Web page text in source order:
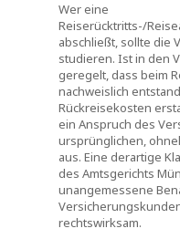
Wer eine
Reiserücktritts-/
abschließt, sollte die
studieren. Ist in den
geregelt, dass beim
nachweislich
Rückreisekosten
ein Anspruch des
ursprünglichen,
aus. Eine derartige
des Amtsgerichts
unangemessene
rechtswirksam.